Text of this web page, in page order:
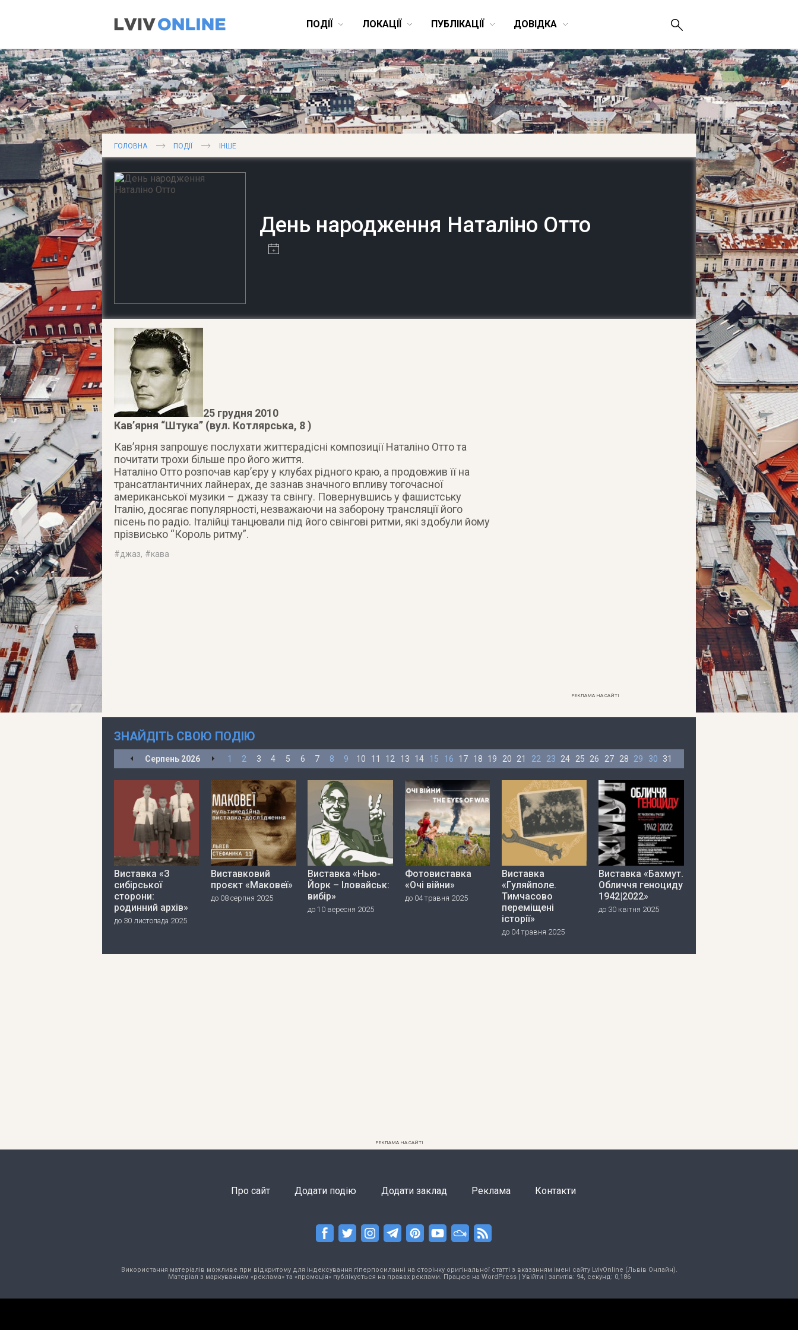
ПОДІЇ ЛОКАЦІЇ ПУБЛІКАЦІЇ ДОВІДКА
ГОЛОВНА ПОДІЇ ІНШЕ
День народження Наталіно Отто
25 грудня 2010
Кав’ярня “Штука” (вул. Котлярська, 8 )
Кав’ярня запрошує послухати життєрадісні композиції Наталіно Отто та
почитати трохи більше про його життя.
Наталіно Отто розпочав кар’єру у клубах рідного краю, а продовжив її на
трансатлантичних лайнерах, де зазнав значного впливу тогочасної
американської музики – джазу та свінгу. Повернувшись у фашистську
Італію, досягає популярності, незважаючи на заборону трансляції його
пісень по радіо. Італійці танцювали під його свінгові ритми, які здобули йому
прізвисько “Король ритму”.
#джаз, #кава
РЕКЛАМА НА САЙТІ
ЗНАЙДІТЬ СВОЮ ПОДІЮ
Серпень 2026 1 2 3 4 5 6 7 8 9 10 11 12 13 14 15 16 17 18 19 20 21 22 23 24 25 26 27 28 29 30 31
Виставка «З
сибірської
сторони:
родинний архів»
до 30 листопада 2025
Виставковий
проєкт «Маковеї»
до 08 серпня 2025
Виставка «Нью-
Йорк – Іловайськ:
вибір»
до 10 вересня 2025
Фотовиставка
«Очі війни»
до 04 травня 2025
Виставка
«Гуляйполе.
Тимчасово
переміщені
історії»
до 04 травня 2025
Виставка «Бахмут.
Обличчя геноциду
1942|2022»
до 30 квітня 2025
РЕКЛАМА НА САЙТІ
Про сайт Додати подію Додати заклад Реклама Контакти
Використання матеріалів можливе при відкритому для індексування гіперпосиланні на сторінку оригінальної статті з вказанням імені сайту LvivOnline (Львів Онлайн).
Матеріал з маркуванням «реклама» та «промоція» публікується на правах реклами. Працює на WordPress| Увійти | запитів: 94, секунд: 0,186